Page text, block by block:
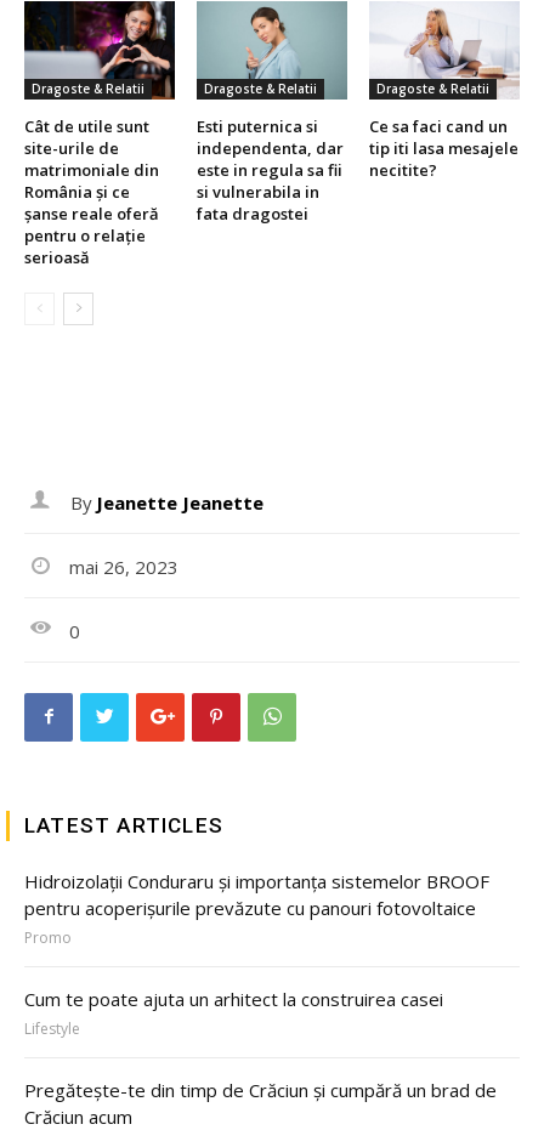
Dragoste & Relatii
Cât de utile sunt
site-urile de
matrimoniale din
România și ce
șanse reale oferă
pentru o relație
serioasă
Dragoste & Relatii
Esti puternica si
independenta, dar
este in regula sa fii
si vulnerabila in
fata dragostei
Dragoste & Relatii
Ce sa faci cand un
tip iti lasa mesajele
necitite?
By Jeanette Jeanette
mai 26, 2023
0
LATEST ARTICLES
Hidroizolații Conduraru și importanța sistemelor BROOF
pentru acoperișurile prevăzute cu panouri fotovoltaice
Promo
Cum te poate ajuta un arhitect la construirea casei
Lifestyle
Pregătește-te din timp de Crăciun și cumpără un brad de
Crăciun acum